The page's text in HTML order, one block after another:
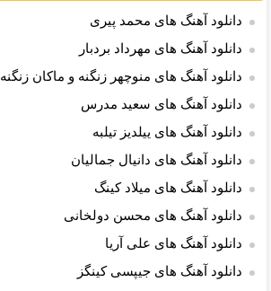
دانلود آهنگ های محمد پیری
دانلود آهنگ های مهرداد بردبار
دانلود آهنگ های منوچهر زنگنه و ماکان زنگنه
دانلود آهنگ های سعید مدرس
دانلود آهنگ های ییلدیز تیلبه
دانلود آهنگ های دانیال جمالیان
دانلود آهنگ های میلاد کینگ
دانلود آهنگ های محسن دولخانی
دانلود آهنگ های علی آریا
دانلود آهنگ های جیپسی کینگز